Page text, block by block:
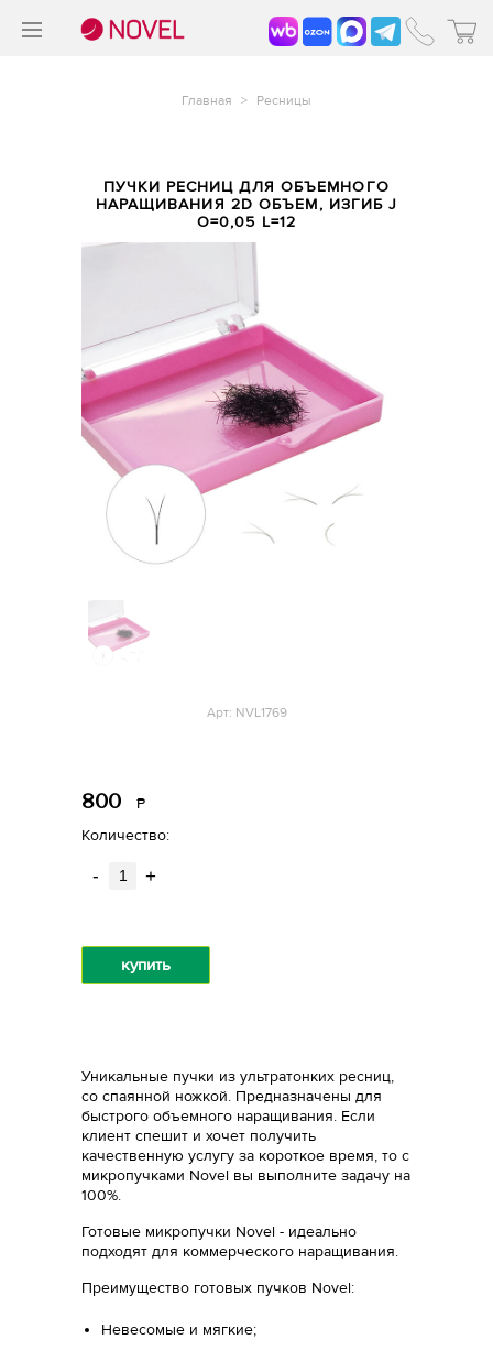
Главная > Ресницы
ПУЧКИ РЕСНИЦ ДЛЯ ОБЪЕМНОГО
НАРАЩИВАНИЯ 2D ОБЪЕМ, ИЗГИБ J
O=0,05 L=12
Арт: NVL1769
800 Р
Количество:
- +
купить
Уникальные пучки из ультратонких ресниц,
со спаянной ножкой. Предназначены для
быстрого объемного наращивания. Если
клиент спешит и хочет получить
качественную услугу за короткое время, то c
микропучками Novel вы выполните задачу на
100%.
Готовые микропучки Novel - идеально
подходят для коммерческого наращивания.
Преимущество готовых пучков Novel:
Невесомые и мягкие;